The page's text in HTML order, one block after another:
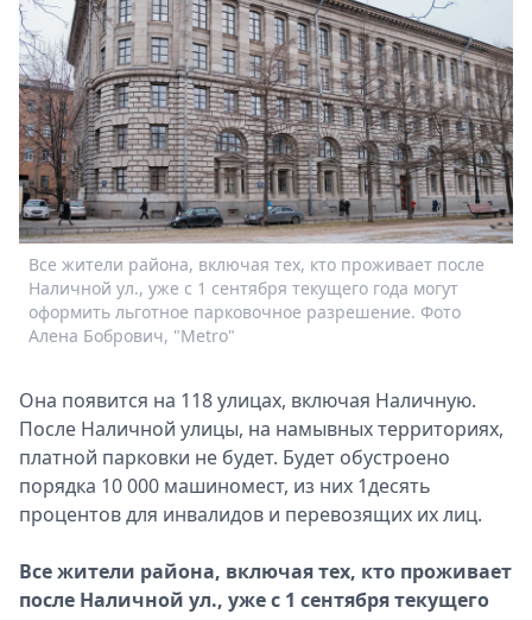
Пресс-
релизы
О
Metro
Стримы
Спецпроекты
Звезды
Выборы
2026
Скачай
Metro
Все жители района, включая тех, кто проживает после
Наличной ул., уже с 1 сентября текущего года могут
оформить льготное парковочное разрешение. Фото
Алена Бобрович, "Metro"
Она появится на 118 улицах, включая Наличную.
После Наличной улицы, на намывных территориях,
платной парковки не будет. Будет обустроено
порядка 10 000 машиномест, из них 1десять
процентов для инвалидов и перевозящих их лиц.
Все жители района, включая тех, кто проживает
после Наличной ул., уже с 1 сентября текущего